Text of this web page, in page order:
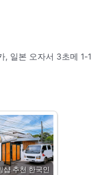
, 일본 오자서 3초메 1-1
샵 추천 한국인